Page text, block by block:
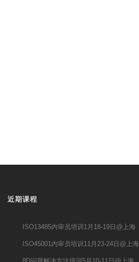
近期课程
ISO13485内审员培训1月18-19日@上海
ISO45001内审员培训11月23-24日@上海